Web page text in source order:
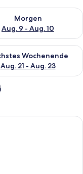
Aug. 8 - Aug. 9.
Morgen
Aug. 9 - Aug. 10
die Verfügbarkeit
Aug. 14
Wochenende
Aug. 21 - Aug. 23
die Verfügbarkeit
mit zwei Betten,